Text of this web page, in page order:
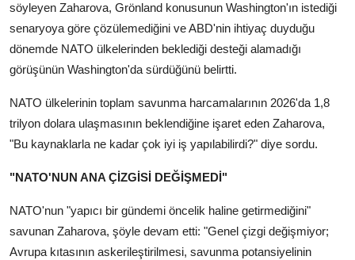
söyleyen Zaharova, Grönland konusunun Washington'ın istediği
senaryoya göre çözülemediğini ve ABD'nin ihtiyaç duyduğu
dönemde NATO ülkelerinden beklediği desteği alamadığı
görüşünün Washington'da sürdüğünü belirtti.
NATO ülkelerinin toplam savunma harcamalarının 2026'da 1,8
trilyon dolara ulaşmasının beklendiğine işaret eden Zaharova,
"Bu kaynaklarla ne kadar çok iyi iş yapılabilirdi?" diye sordu.
"NATO'NUN ANA ÇİZGİSİ DEĞİŞMEDİ"
NATO'nun "yapıcı bir gündemi öncelik haline getirmediğini"
savunan Zaharova, şöyle devam etti: "Genel çizgi değişmiyor;
Avrupa kıtasının askerileştirilmesi, savunma potansiyelinin